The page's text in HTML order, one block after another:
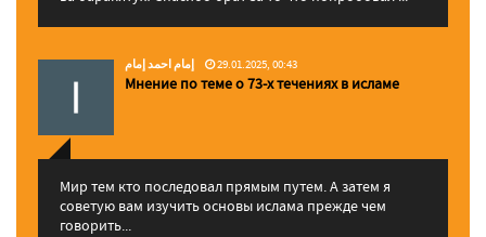
إمام احمد إمام 29.01.2025, 00:43
Мнение по теме о 73-х течениях в исламе
Мир тем кто последовал прямым путем. А затем я
советую вам изучить основы ислама прежде чем
говорить...